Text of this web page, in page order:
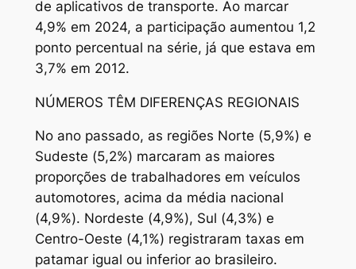
de aplicativos de transporte. Ao marcar
4,9% em 2024, a participação aumentou 1,2
ponto percentual na série, já que estava em
3,7% em 2012.
NÚMEROS TÊM DIFERENÇAS REGIONAIS
No ano passado, as regiões Norte (5,9%) e
Sudeste (5,2%) marcaram as maiores
proporções de trabalhadores em veículos
automotores, acima da média nacional
(4,9%). Nordeste (4,9%), Sul (4,3%) e
Centro-Oeste (4,1%) registraram taxas em
patamar igual ou inferior ao brasileiro.